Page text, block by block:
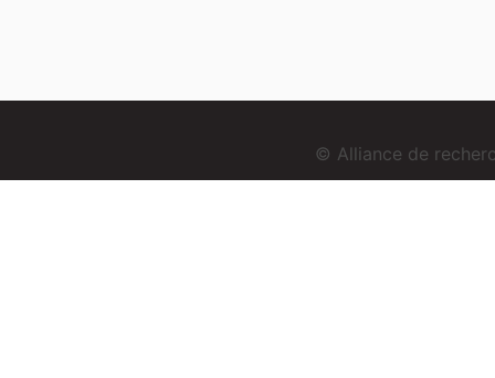
© Alliance de